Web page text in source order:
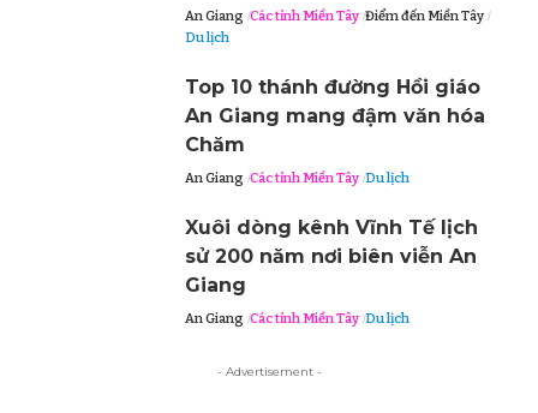
An Giang Các tỉnh Miền Tây Điểm đến Miền Tây
Du lịch
Top 10 thánh đường Hồi giáo
An Giang mang đậm văn hóa
Chăm
An Giang Các tỉnh Miền Tây Du lịch
Xuôi dòng kênh Vĩnh Tế lịch
sử 200 năm nơi biên viễn An
Giang
An Giang Các tỉnh Miền Tây Du lịch
- Advertisement -